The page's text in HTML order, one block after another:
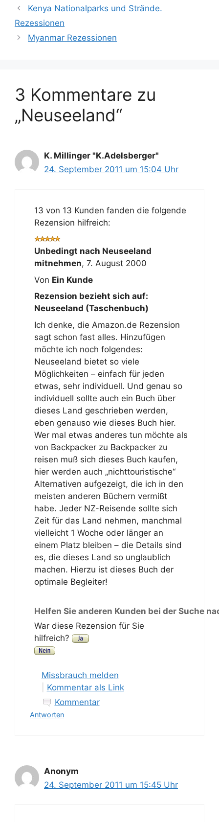
Kenya Nationalparks und Strände.
Rezessionen
Myanmar Rezessionen
3 Kommentare zu
„Neuseeland“
K. Millinger "K.Adelsberger"
24. September 2011 um 15:04 Uhr
13 von 13 Kunden fanden die folgende
Rezension hilfreich:
Unbedingt nach Neuseeland
mitnehmen, 7. August 2000
Von Ein Kunde
Rezension bezieht sich auf:
Neuseeland (Taschenbuch)
Ich denke, die Amazon.de Rezension
sagt schon fast alles. Hinzufügen
möchte ich noch folgendes:
Neuseeland bietet so viele
Möglichkeiten – einfach für jeden
etwas, sehr individuell. Und genau so
individuell sollte auch ein Buch über
dieses Land geschrieben werden,
eben genauso wie dieses Buch hier.
Wer mal etwas anderes tun möchte als
von Backpacker zu Backpacker zu
reisen muß sich dieses Buch kaufen,
hier werden auch „nichttouristische“
Alternativen aufgezeigt, die ich in den
meisten anderen Büchern vermißt
habe. Jeder NZ-Reisende sollte sich
Zeit für das Land nehmen, manchmal
vielleicht 1 Woche oder länger an
einem Platz bleiben – die Details sind
es, die dieses Land so unglaublich
machen. Hierzu ist dieses Buch der
optimale Begleiter!
Helfen Sie anderen Kunden bei der Suche
War diese Rezension für Sie
hilfreich?
Missbrauch melden
Kommentar als Link
Kommentar
Antworten
Anonym
24. September 2011 um 15:45 Uhr